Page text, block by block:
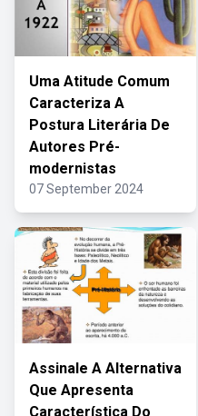
Uma Atitude Comum
Caracteriza A
Postura Literária De
Autores Pré-
modernistas
07 September 2024
Assinale A Alternativa
Que Apresenta
Característica Do